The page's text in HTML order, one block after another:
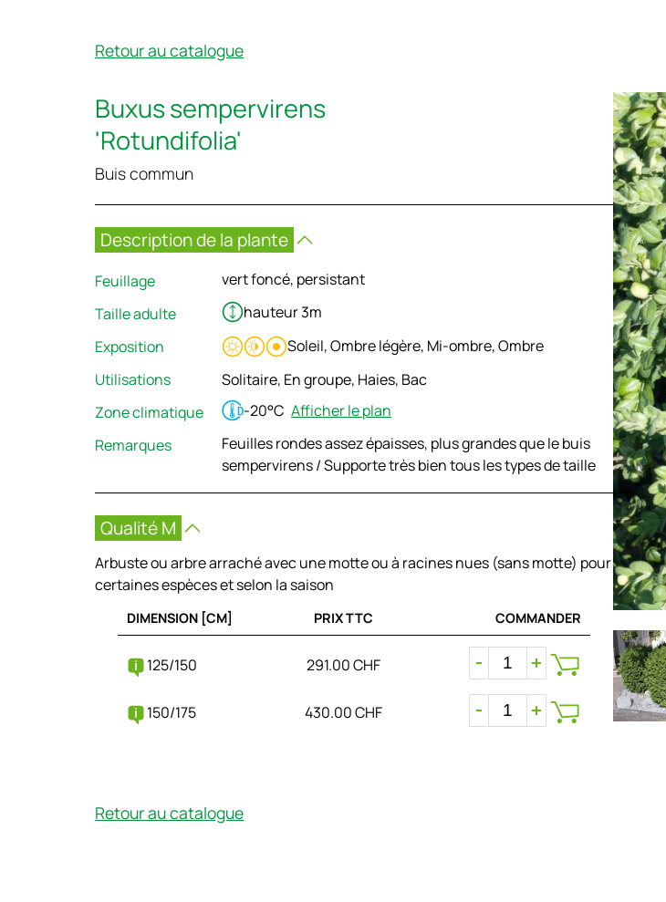
Retour au catalogue
Buxus sempervirens
'Rotundifolia'
Buis commun
Description de la plante
Feuillage
vert foncé, persistant
Taille adulte
hauteur 3m
Exposition
Soleil, Ombre légère, Mi-ombre, Ombre
Utilisations
Solitaire, En groupe, Haies, Bac
Zone climatique
-20°C Afficher le plan
Remarques
Feuilles rondes assez épaisses, plus grandes que le buis
sempervirens / Supporte très bien tous les types de taille
Qualité M
Arbuste ou arbre arraché avec une motte ou à racines nues (sans motte) pour
certaines espèces et selon la saison
DIMENSION [CM] PRIX TTC COMMANDER
125/150 291.00 CHF
150/175 430.00 CHF
Retour au catalogue